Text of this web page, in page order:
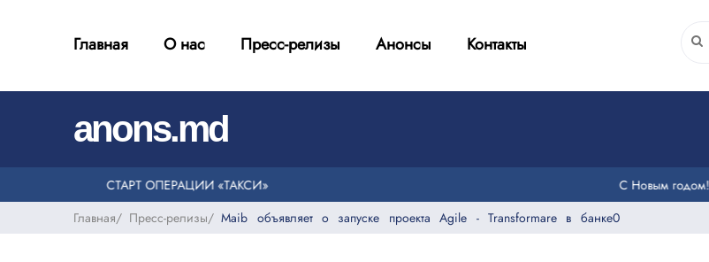
Главная О нас Пресс-релизы Анонсы Контакты
a
n
o
n
s
.
m
d
|
СТАРТ ОПЕРАЦИИ «ТАКСИ» С Новым годом!
Главная/ Пресс-релизы/ Maib объявляет о запуске проекта Agile - Transformare в банке0